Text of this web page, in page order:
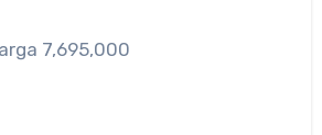
7,695,000